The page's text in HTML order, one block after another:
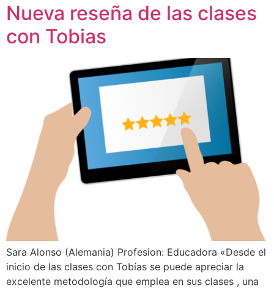
Nueva reseña de las clases
con Tobias
Sara Alonso (Alemania) Profesion: Educadora «Desde el
inicio de las clases con Tobías se puede apreciar la
excelente metodología que emplea en sus clases , una